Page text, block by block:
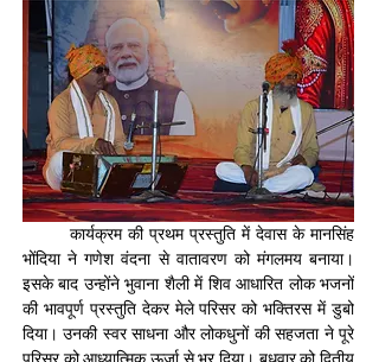
भोंदिया ने गणेश वंदना से वातावरण को मंगलमय बनाया।
इसके बाद उन्होंने भुवाना शैली में शिव आधारित लोक भजनों
की भावपूर्ण प्रस्तुति देकर मेले परिसर को भक्तिरस में डुबो
दिया। उनकी स्वर साधना और लोकधुनों की सहजता ने पूरे